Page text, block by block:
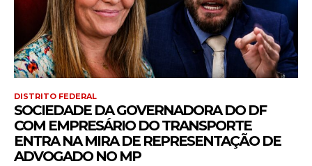
DISTRITO FEDERAL
SOCIEDADE DA GOVERNADORA DO DF
COM EMPRESÁRIO DO TRANSPORTE
ENTRA NA MIRA DE REPRESENTAÇÃO DE
ADVOGADO NO MP